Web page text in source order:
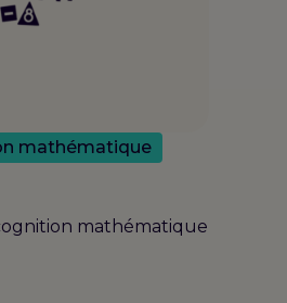
mathématique
mathématique